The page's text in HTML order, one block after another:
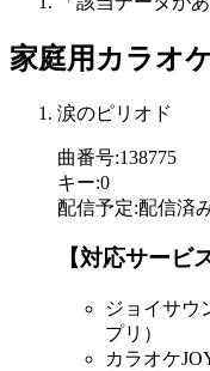
家庭用カラオ
涙のピリオド
曲番号:138775
キー:0
配信予定:配信済
【対応サービ
ジョイサウ
プリ）
カラオケ